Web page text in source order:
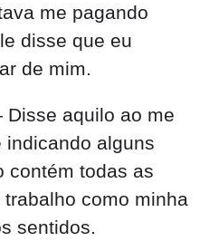
me pagando
disse que eu
de mim.
aquilo ao me
indicando alguns
contém todas as
como minha
sentidos.